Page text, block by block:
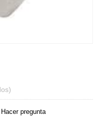
Hacer pregunta